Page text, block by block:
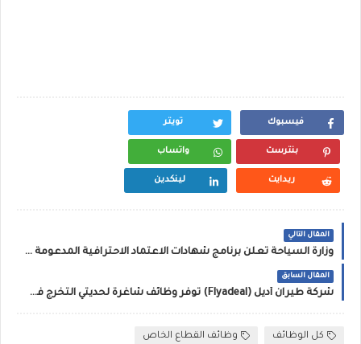
فيسبوك تويتر
بنترست واتساب
ريدايت لينكدين
المقال التالي
وزارة السياحة تعلن برنامج شهادات الاعتماد الاحترافية المدعومة في 34 مجال مهني
المقال السابق
شركة طيران أديل (Flyadeal) توفر وظائف شاغرة لحديثي التخرج فما فوق
كل الوظائف وظائف القطاع الخاص